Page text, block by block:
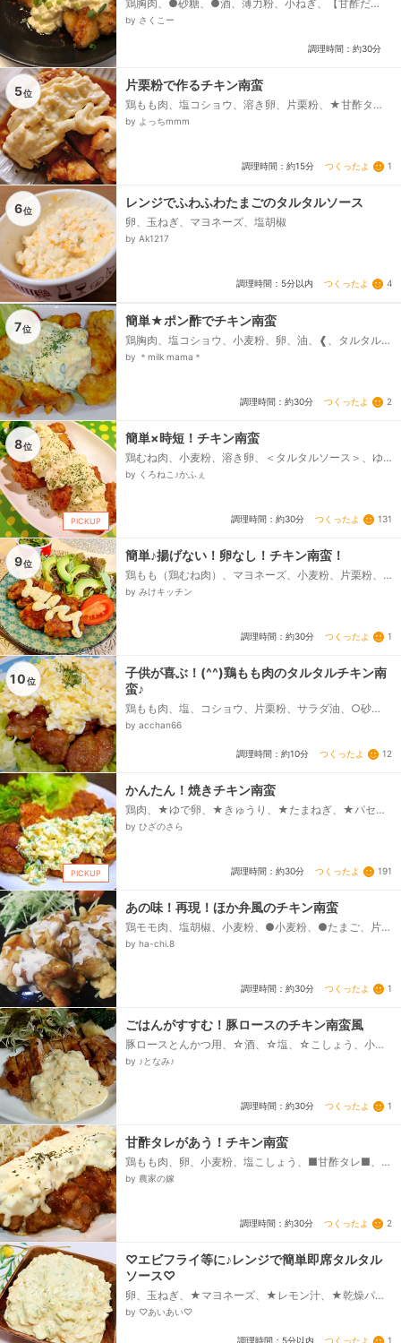
鶏胸肉、●砂糖、●酒、薄力粉、小ねぎ、【甘酢だ
れ】、砂糖、酢、みりん、醤油、片栗粉、【タルタル
by さくこー
調理時間：約30分
5位
片栗粉で作るチキン南蛮
鶏もも肉、塩コショウ、溶き卵、片栗粉、★甘酢タ
レ、醤油、みりん、酢、砂糖、市販のタルタルソー
by よっちmmm
調理時間：約15分 つくったよ 1
6位
レンジでふわふわたまごのタルタルソース
卵、玉ねぎ、マヨネーズ、塩胡椒
by Ak1217
調理時間：5分以内 つくったよ 4
7位
簡単★ポン酢でチキン南蛮
鶏胸肉、塩コショウ、小麦粉、卵、油、❰、タルタルソ
ース、❱、卵、きゅうり、塩、マヨネーズ、❰、甘酢ダ
by ＊milk mama＊
調理時間：約30分 つくったよ 2
8位
PICKUP
簡単×時短！チキン南蛮
鶏むね肉、小麦粉、溶き卵、＜タルタルソース＞、ゆ
で卵、マヨネーズ、玉ねぎ、＜甘酢たれ＞、☆しょう
by くろねこ♪かふぇ
調理時間：約30分 つくったよ 131
9位
簡単♪揚げない！卵なし！チキン南蛮！
鶏もも（鶏むね肉）、マヨネーズ、小麦粉、片栗粉、
タルタルソース、☆醤油、☆砂糖、☆みりん、☆酢
by みけキッチン
調理時間：約30分 つくったよ 1
10位
子供が喜ぶ！(^^)鶏もも肉のタルタルチキン南
蛮♪
鶏もも肉、塩、コショウ、片栗粉、サラダ油、○砂
糖、みりん、醤油、酢、レタス、乾燥パセリ、【タル
by acchan66
調理時間：約10分 つくったよ 12
PICKUP
かんたん！焼きチキン南蛮
鶏肉、★ゆで卵、★きゅうり、★たまねぎ、★パセ
リ、★マヨネーズ、★ケチャップ、☆しょうゆ、☆砂
by ひざのさら
調理時間：約30分 つくったよ 191
あの味！再現！ほか弁風のチキン南蛮
鶏モモ肉、塩胡椒、小麦粉、●小麦粉、●たまご、片栗
粉、南蛮酢、醤油、砂糖、お酢、片栗粉、マヨネーズ
by ha-chi.8
調理時間：約30分 つくったよ 1
ごはんがすすむ！豚ロースのチキン南蛮風
豚ロースとんかつ用、☆酒、☆塩、☆こしょう、小麦
粉、サラダ油、○しょうゆ、○酢、○みりん、○砂糖、
by ♪となみ♪
調理時間：約30分 つくったよ 1
甘酢タレがあう！チキン南蛮
鶏もも肉、卵、小麦粉、塩こしょう、■甘酢タレ■、・
醤油、・砂糖、・酢、■タルタルソース■、・卵、・玉
by 農家の嫁
調理時間：約30分 つくったよ 2
♡エビフライ等に♪レンジで簡単即席タルタル
ソース♡
卵、玉ねぎ、★マヨネーズ、★レモン汁、★乾燥パセ
リ、★塩・コショウ
by ♡あいあい♡
調理時間：5分以内 つくったよ 1